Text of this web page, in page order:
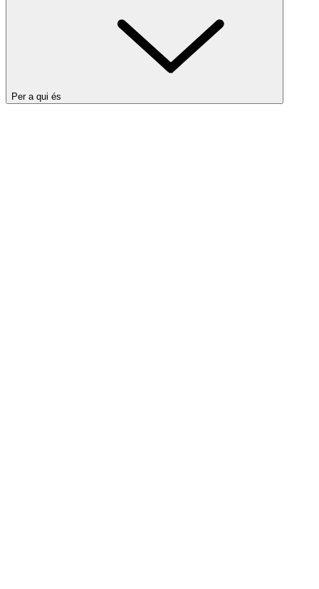
Per a qui és